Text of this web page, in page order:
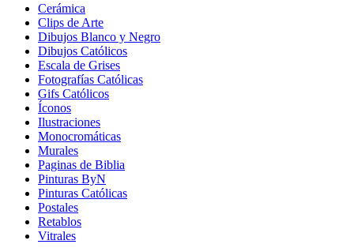
Cerámica
Clips de Arte
Dibujos Blanco y Negro
Dibujos Católicos
Escala de Grises
Fotografías Católicas
Gifs Católicos
Íconos
Ilustraciones
Monocromáticas
Murales
Paginas de Biblia
Pinturas ByN
Pinturas Católicas
Postales
Retablos
Vitrales